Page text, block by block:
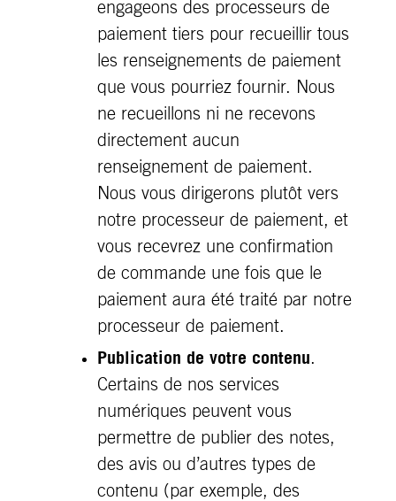
engageons des processeurs de
paiement tiers pour recueillir tous
les renseignements de paiement
que vous pourriez fournir. Nous
ne recueillons ni ne recevons
directement aucun
renseignement de paiement.
Nous vous dirigerons plutôt vers
notre processeur de paiement, et
vous recevrez une confirmation
de commande une fois que le
paiement aura été traité par notre
processeur de paiement.
Publication de votre contenu.
Certains de nos services
numériques peuvent vous
permettre de publier des notes,
des avis ou d’autres types de
contenu (par exemple, des